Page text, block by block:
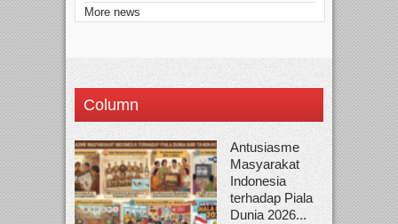
More news
Column
Antusiasme
Masyarakat
Indonesia
terhadap Piala
Dunia 2026...